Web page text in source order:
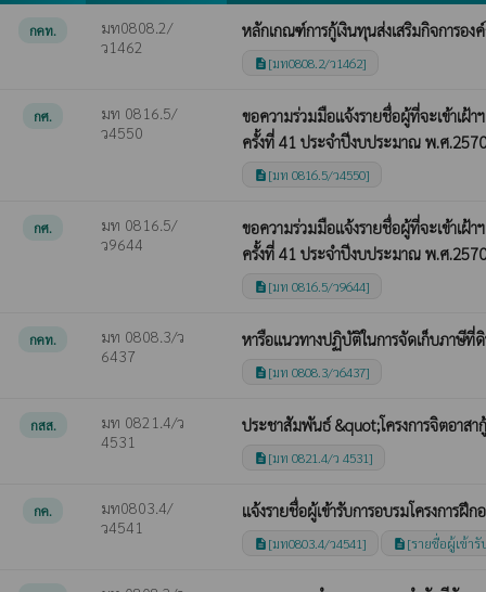
กคท.
มท0808.2/
ว1462
หลักเกณฑ์การกู้เงินทุนส่งเสริมกิจการอง
description [มท0808.2/ว1462]
กศ.
มท 0816.5/
ว4550
ขอความร่วมมือแจ้งรายชื่อผู้ที่จะเข้าเฝ้
ครั้งที่ 41 ประจำปีงบประมาณ พ.ศ.2570
description [มท 0816.5/ว4550]
กศ.
มท 0816.5/
ว9644
ขอความร่วมมือแจ้งรายชื่อผู้ที่จะเข้าเฝ้
ครั้งที่ 41 ประจำปีงบประมาณ พ.ศ.2570
description [มท 0816.5/ว9644]
กคท.
มท 0808.3/ว
6437
หารือแนวทางปฏิบัติในการจัดเก็บภาษีที่
description [มท 0808.3/ว6437]
กสส.
มท 0821.4/ว
4531
ประชาสัมพันธ์ &quot;โครงการจิตอาส
description [มท 0821.4/ว 4531]
กค.
มท0803.4/
ว4541
แจ้งรายชื่อผู้เข้ารับการอบรมโครงการ
description [มท0803.4/ว4541] description [รายชื่อผู้เข้ารั